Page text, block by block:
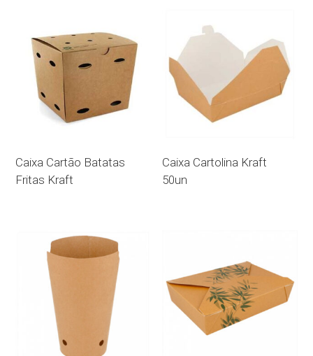
Caixa Cartão Batatas
Fritas Kraft
Caixa Cartolina Kraft
50un